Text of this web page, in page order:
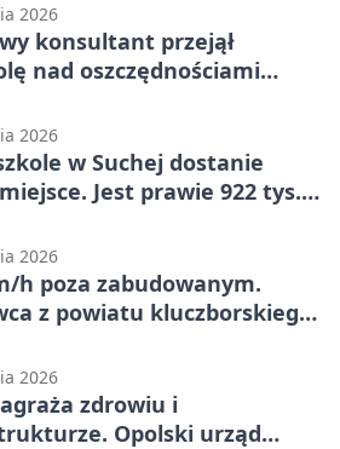
2026
konsultant przejął
nad oszczędnościami
2026
w Suchej dostanie
Jest prawie 922 tys.
2026
h poza zabudowanym.
z powiatu kluczborskiego
2026
zdrowiu i
Opolski urząd